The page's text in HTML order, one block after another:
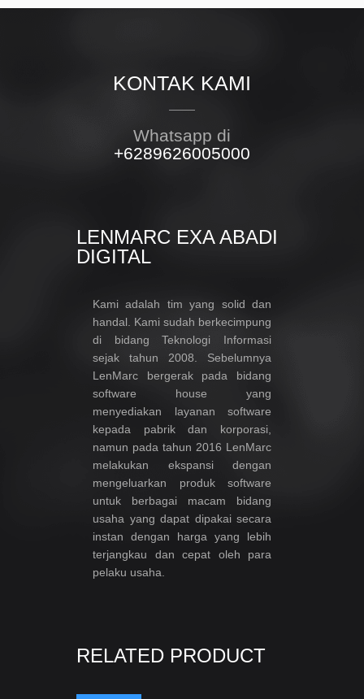
KONTAK KAMI
Whatsapp di
+6289626005000
LENMARC EXA ABADI
DIGITAL
Kami adalah tim yang solid dan
handal. Kami sudah berkecimpung
di bidang Teknologi Informasi
sejak tahun 2008. Sebelumnya
LenMarc bergerak pada bidang
software house yang
menyediakan layanan software
kepada pabrik dan korporasi,
namun pada tahun 2016 LenMarc
melakukan ekspansi dengan
mengeluarkan produk software
untuk berbagai macam bidang
usaha yang dapat dipakai secara
instan dengan harga yang lebih
terjangkau dan cepat oleh para
pelaku usaha.
RELATED PRODUCT